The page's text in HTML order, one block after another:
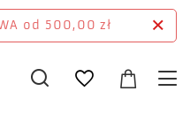
od 500,00 zł